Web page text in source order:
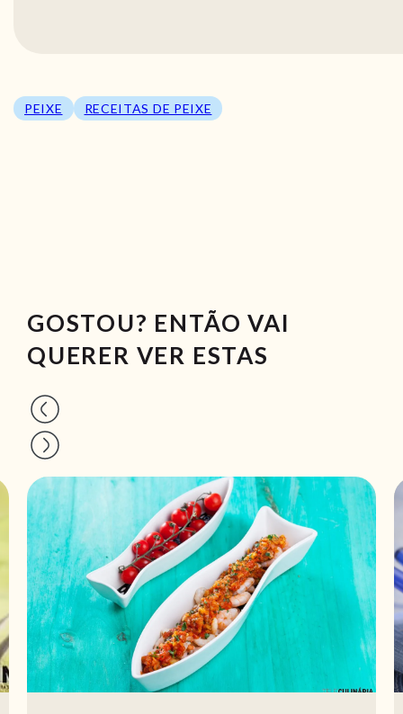
PEIXE RECEITAS DE PEIXE
GOSTOU? ENTÃO VAI
QUERER VER ESTAS